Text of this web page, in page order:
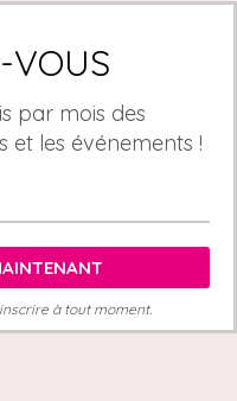
VOUS
par mois des
et les événements !
à tout moment.